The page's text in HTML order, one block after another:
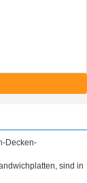
Decken-
sind in